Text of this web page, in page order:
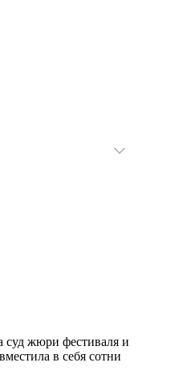
суд жюри фестиваля и
в себя сотни